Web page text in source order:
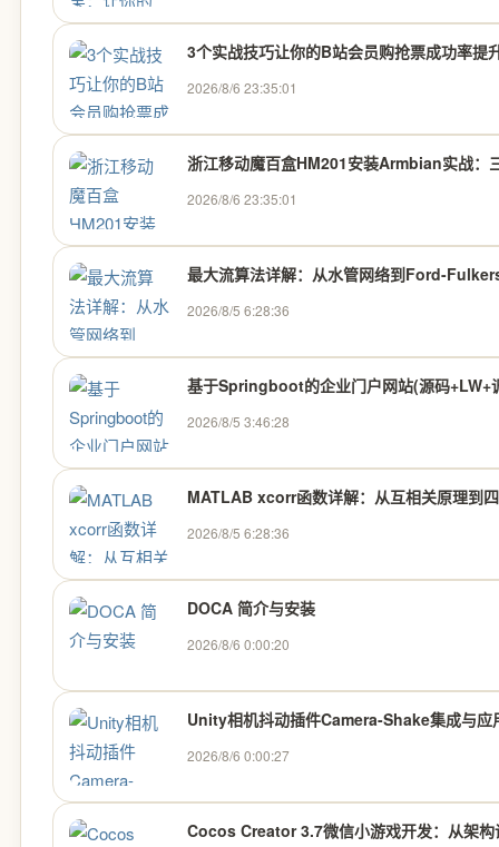
3个实战技巧让你的B站会员购抢票成功率提
2026/8/6 23:35:01
浙江移动魔百盒HM201安装Armbian实战：
2026/8/6 23:35:01
最大流算法详解：从水管网络到Ford-
2026/8/5 6:28:36
基于Springboot的企业门户网站(源码+LW+
2026/8/5 3:46:28
MATLAB xcorr函数详解：从互相关原理到
2026/8/5 6:28:36
DOCA 简介与安装
2026/8/6 0:00:20
Unity相机抖动插件Camera-Shake集成与应
2026/8/6 0:00:27
Cocos Creator 3.7微信小游戏开发：从架